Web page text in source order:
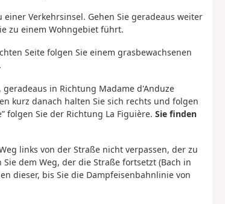
Verkehrsinsel. Gehen Sie geradeaus weiter
zu einem Wohngebiet führt.
Seite folgen Sie einem grasbewachsenen
in Richtung Madame d'Anduze
kurz danach halten Sie sich rechts und folgen
folgen Sie der Richtung La Figuière. Sie finden
links von der Straße nicht verpassen, der zu
dem Weg, der die Straße fortsetzt (Bach in
dieser, bis Sie die Dampfeisenbahnlinie von